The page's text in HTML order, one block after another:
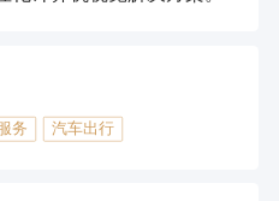
务 汽车出行